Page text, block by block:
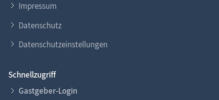
Impressum
Datenschutz
Datenschutzeinstellungen
Schnellzugriff
Gastgeber-Login